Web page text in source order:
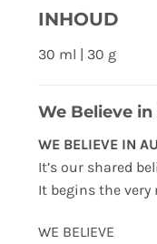
INHOUD
30 ml | 30 g
We Believe
WE BELIEVE IN
It’s our shared
It begins the very
WE BELIEVE